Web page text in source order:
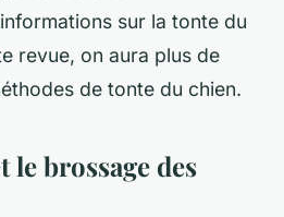
sur la tonte du
revue, on aura plus de
de tonte du chien.
le brossage des